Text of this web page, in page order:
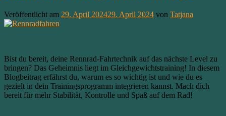
Veröffentlicht am 29. April 202429. April 2024 von Tatjana
Bist du bereit, deine Rennrad-Fahrtechnik auf das nächste Level zu
bringen? Das Geheimnis liegt im Gleichgewichtstraining! In diesem
Blogbeitrag erfährst du, warum es so wichtig ist und wie du es
gezielt in dein Trainingsprogramm integrieren kannst. Mach dich
bereit für mehr Stabilität, Kontrolle und Spaß auf dem Rad!